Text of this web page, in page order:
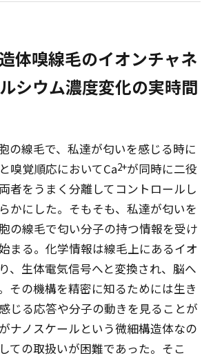
体嗅線毛のイオンチャネ
シウム濃度変化の実時間
の線毛で、私達が匂いを感じる時に
嗅覚順応においてCa2+が同時に二役
者をうまく分離してコントロールし
かにした。そもそも、私達が匂いを
の線毛で匂い分子の持つ情報を受け
まる。化学情報は線毛上にあるイオ
、生体電気信号へと変換され、脳へ
その機構を精密に知るためには生き
じる応答や分子の動きを見ることが
ナノスケールという微細構造体なの
ての取扱いが困難であった。そこ